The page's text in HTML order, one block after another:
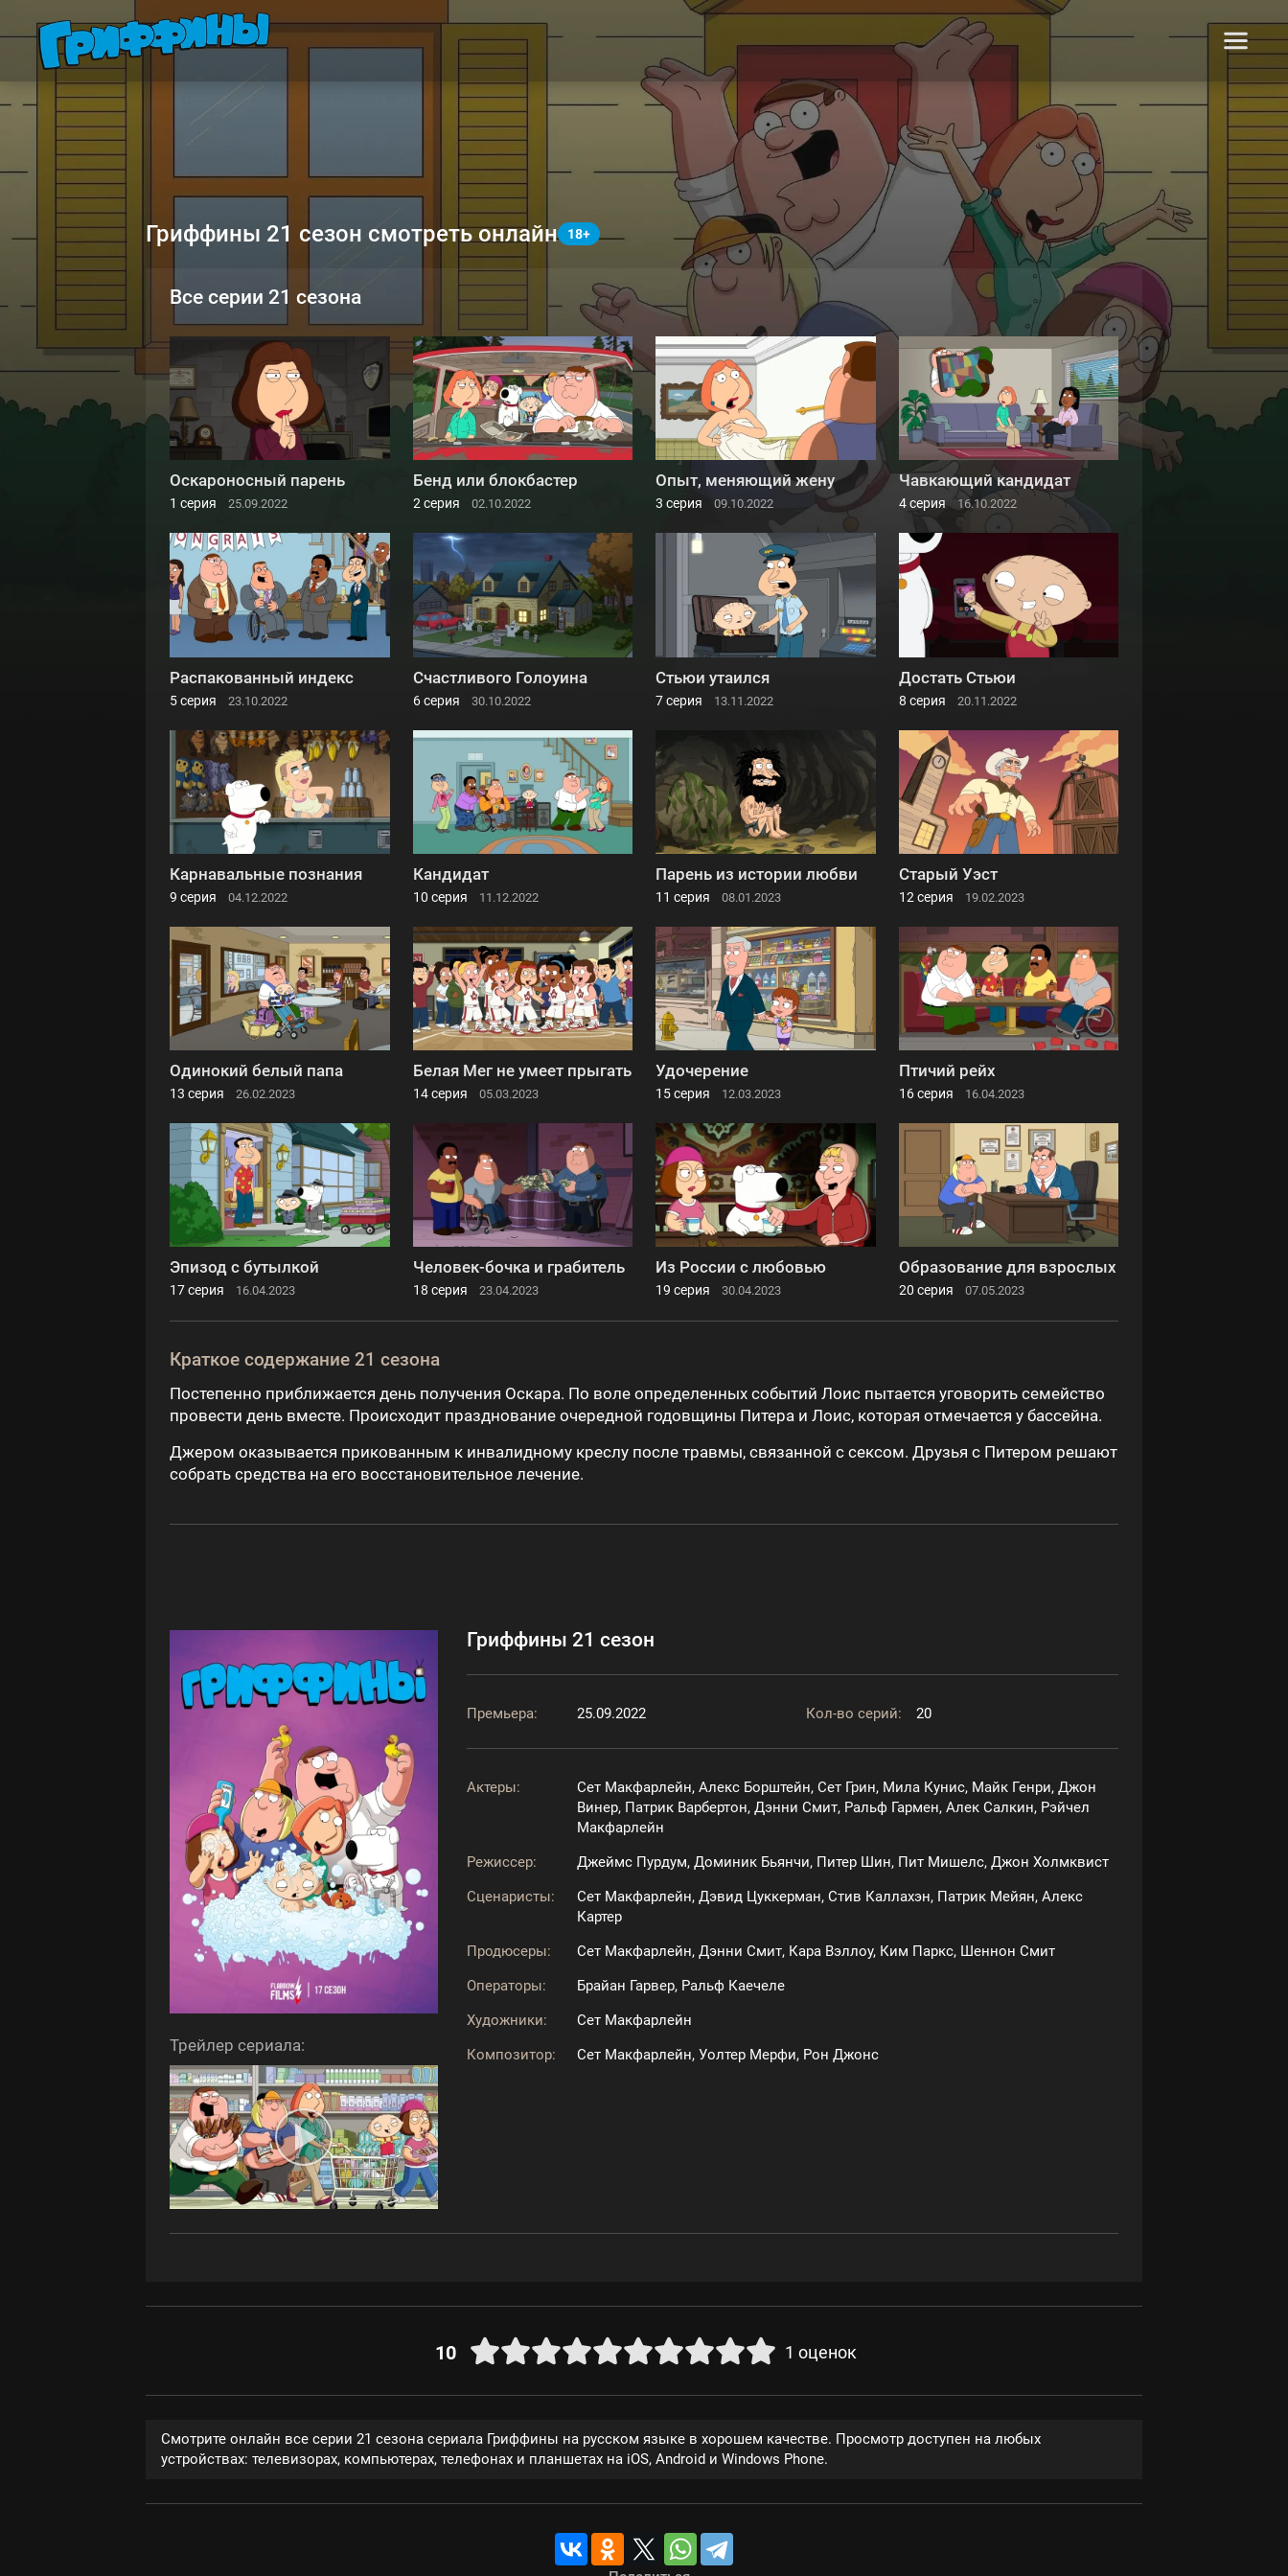
Гриффины 21 сезон смотреть онлайн
Все серии 21 сезона
Оскароносный парень
1 серия 25.09.2022
Бенд или блокбастер
2 серия 02.10.2022
Опыт, меняющий жену
3 серия 09.10.2022
Чавкающий кандидат
4 серия 16.10.2022
Распакованный индекс
5 серия 23.10.2022
Счастливого Голоуина
6 серия 30.10.2022
Стьюи утаился
7 серия 13.11.2022
Достать Стьюи
8 серия 20.11.2022
Карнавальные познания
9 серия 04.12.2022
Кандидат
10 серия 11.12.2022
Парень из истории любви
11 серия 08.01.2023
Старый Уэст
12 серия 19.02.2023
Одинокий белый папа
13 серия 26.02.2023
Белая Мег не умеет прыгать
14 серия 05.03.2023
Удочерение
15 серия 12.03.2023
Птичий рейх
16 серия 16.04.2023
Эпизод с бутылкой
17 серия 16.04.2023
Человек-бочка и грабитель
18 серия 23.04.2023
Из России с любовью
19 серия 30.04.2023
Образование для взрослых
20 серия 07.05.2023
Краткое содержание 21 сезона
Постепенно приближается день получения Оскара. По воле определенных событий Лоис пытается уговорить семейство
провести день вместе. Происходит празднование очередной годовщины Питера и Лоис, которая отмечается у бассейна.
Джером оказывается прикованным к инвалидному креслу после травмы, связанной с сексом. Друзья с Питером решают
собрать средства на его восстановительное лечение.
Трейлер сериала:
Гриффины 21 сезон
Премьера: 25.09.2022 Кол-во серий: 20
Актеры:
Сет Макфарлейн, Алекс Борштейн, Сет Грин, Мила Кунис, Майк Генри, Джон
Винер, Патрик Варбертон, Дэнни Смит, Ральф Гармен, Алек Салкин, Рэйчел
Макфарлейн
Режиссер:
Джеймс Пурдум, Доминик Бьянчи, Питер Шин, Пит Мишелс, Джон Холмквист
Сценаристы:
Сет Макфарлейн, Дэвид Цуккерман, Стив Каллахэн, Патрик Мейян, Алекс
Картер
Продюсеры:
Сет Макфарлейн, Дэнни Смит, Кара Вэллоу, Ким Паркс, Шеннон Смит
Операторы:
Брайан Гарвер, Ральф Каечеле
Художники:
Сет Макфарлейн
Композитор:
Сет Макфарлейн, Уолтер Мерфи, Рон Джонс
10 1 оценок
Смотрите онлайн все серии 21 сезона сериала Гриффины на русском языке в хорошем качестве. Просмотр доступен на любых
устройствах: телевизорах, компьютерах, телефонах и планшетах на iOS, Android и Windows Phone.